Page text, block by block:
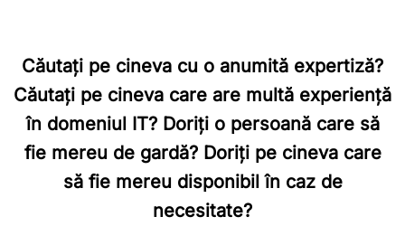
Căutați pe cineva cu o anumită expertiză?
Căutați pe cineva care are multă experiență
în domeniul IT? Doriți o persoană care să
fie mereu de gardă? Doriți pe cineva care
să fie mereu disponibil în caz de
necesitate?